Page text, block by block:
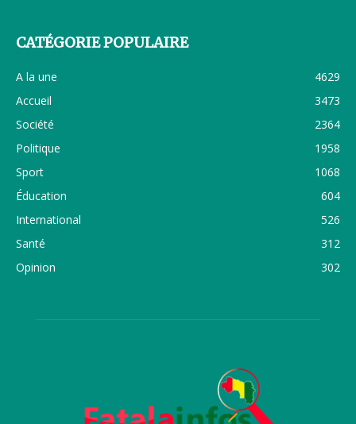
CATÉGORIE POPULAIRE
A la une
4629
Accueil
3473
Société
2364
Politique
1958
Sport
1068
Éducation
604
International
526
Santé
312
Opinion
302